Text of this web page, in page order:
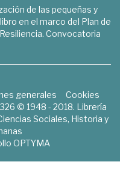
de las pequeñas y
en el marco del Plan de
Convocatoria
generales
Cookies
© 1948 - 2018. Librería
Sociales, Historia y
OPTYMA